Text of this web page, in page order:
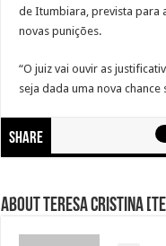
de Itumbiara, prevista para
novas punições.
“O juiz vai ouvir as
seja dada uma nova
Share
About Teresa Cristina